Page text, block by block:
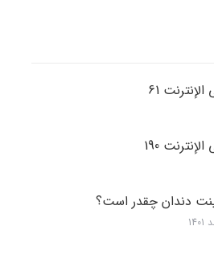
61
190
دندان چقدر است؟